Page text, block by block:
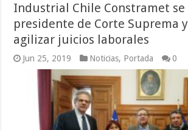
Industrial Chile Constramet se
presidente de Corte Suprema
agilizar juicios laborales
Jun 25, 2019 Noticias, Portada 0